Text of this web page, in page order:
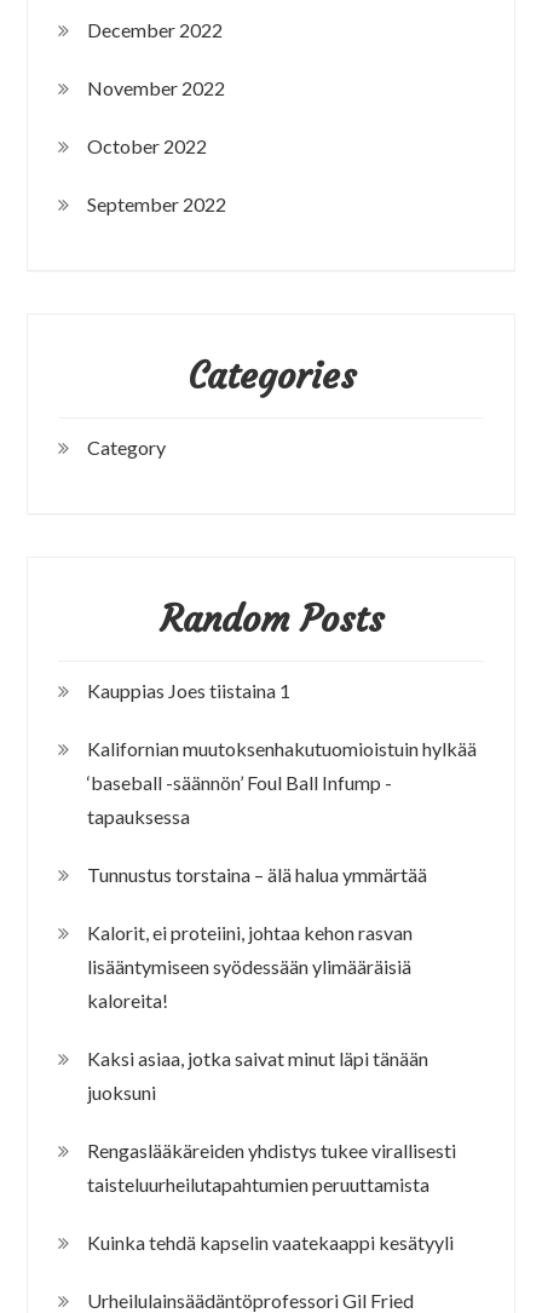
December 2022
November 2022
October 2022
September 2022
Categories
Category
Random Posts
Kauppias Joes tiistaina 1
Kalifornian muutoksenhakutuomioistuin hylkää
‘baseball -säännön’ Foul Ball Infump -
tapauksessa
Tunnustus torstaina – älä halua ymmärtää
Kalorit, ei proteiini, johtaa kehon rasvan
lisääntymiseen syödessään ylimääräisiä
kaloreita!
Kaksi asiaa, jotka saivat minut läpi tänään
juoksuni
Rengaslääkäreiden yhdistys tukee virallisesti
taisteluurheilutapahtumien peruuttamista
Kuinka tehdä kapselin vaatekaappi kesätyyli
Urheilulainsäädäntöprofessori Gil Fried